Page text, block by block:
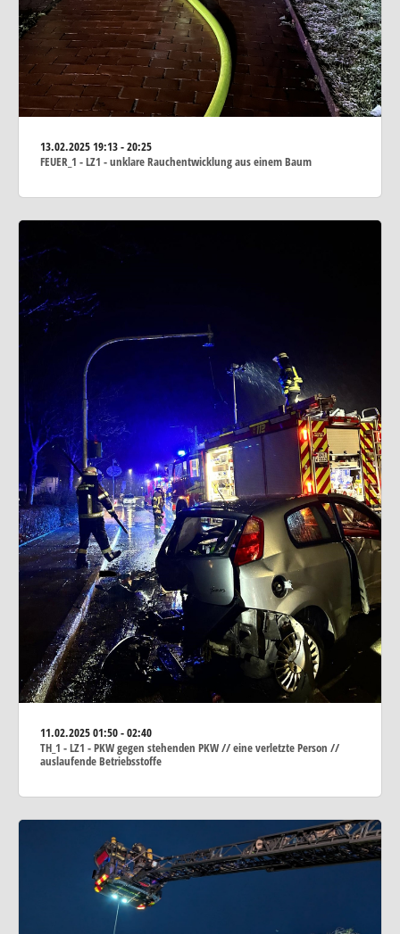
13.02.202519:13 - 20:25
FEUER_1 - LZ1 - unklare Rauchentwicklung aus einem Baum
11.02.202501:50 - 02:40
TH_1 - LZ1 - PKW gegen stehenden PKW // eine verletzte Person //
auslaufende Betriebsstoffe